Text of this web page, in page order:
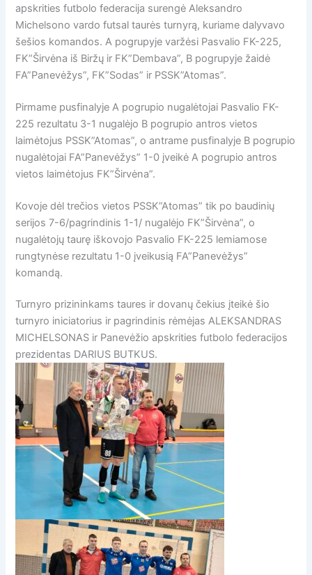
apskrities futbolo federacija surengė Aleksandro
Michelsono vardo futsal taurės turnyrą, kuriame dalyvavo
šešios komandos. A pogrupyje varžėsi Pasvalio FK-225,
FK”Širvėna iš Biržų ir FK”Dembava”, B pogrupyje žaidė
FA”Panevėžys”, FK”Sodas” ir PSSK”Atomas”.
Pirmame pusfinalyje A pogrupio nugalėtojai Pasvalio FK-
225 rezultatu 3-1 nugalėjo B pogrupio antros vietos
laimėtojus PSSK”Atomas”, o antrame pusfinalyje B pogrupio
nugalėtojai FA”Panevėžys” 1-0 įveikė A pogrupio antros
vietos laimėtojus FK”Širvėna”.
Kovoje dėl trečios vietos PSSK”Atomas” tik po baudinių
serijos 7-6/pagrindinis 1-1/ nugalėjo FK”Širvėna”, o
nugalėtojų taurę iškovojo Pasvalio FK-225 lemiamose
rungtynėse rezultatu 1-0 įveikusią FA”Panevėžys”
komandą.
Turnyro prizininkams taures ir dovanų čekius įteikė šio
turnyro iniciatorius ir pagrindinis rėmėjas ALEKSANDRAS
MICHELSONAS ir Panevėžio apskrities futbolo federacijos
prezidentas DARIUS BUTKUS.